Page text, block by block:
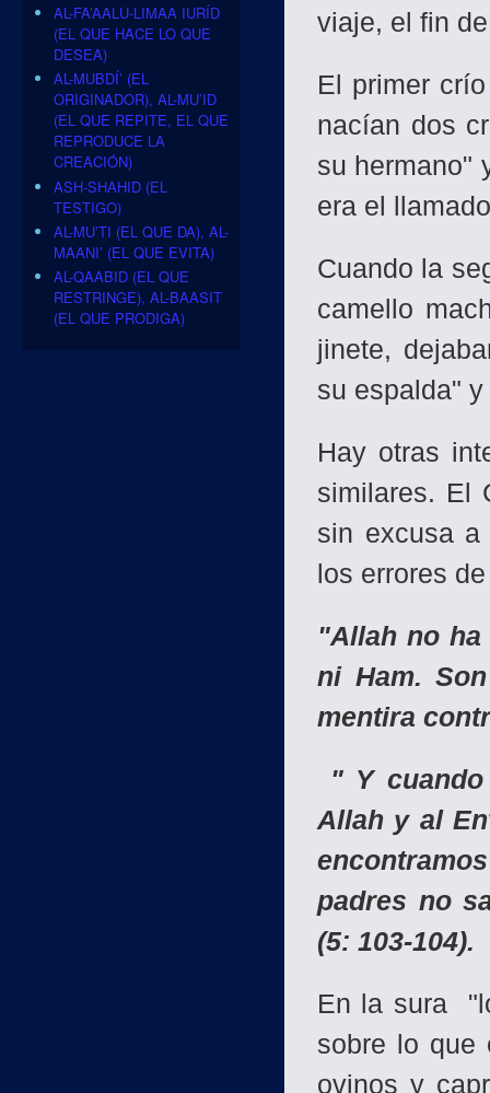
viaje, el fin
El primer
nacían dos
su hermano"
era el
Cuando la
camello
jinete,
su espalda"
Hay otras
similares. El
sin excusa
los errores
"Allah no
ni Ham.
mentira
" Y
Allah y al
padres no
(5: 103-104).
En la sura
sobre lo que
ovinos y
AL-FA’AALU-LIMAA IURÍD
(EL QUE HACE LO QUE
DESEA)
AL-MUBDÍ’ (EL
ORIGINADOR), AL-MU’ID
(EL QUE REPITE, EL QUE
REPRODUCE LA
CREACIÓN)
ASH-SHAHID (EL
TESTIGO)
AL-MU’TI (EL QUE DA), AL-
MAANI’ (EL QUE EVITA)
AL-QAABID (EL QUE
RESTRINGE), AL-BAASIT
(EL QUE PRODIGA)